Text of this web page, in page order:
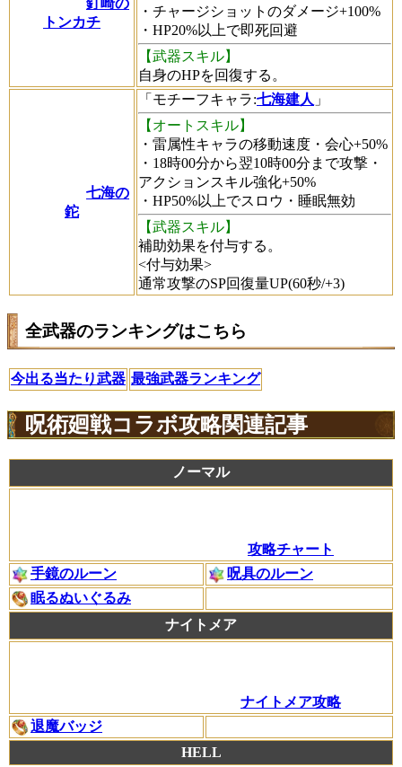
トンカチ
・チャージショットのダメージ+100%
・HP20%以上で即死回避
【武器スキル】
自身のHPを回復する。
七海の
鉈
「 モチーフキャラ:七海建人 」
【オートスキル】
・雷属性キャラの移動速度・会心+50%
・18時00分から翌10時00分まで攻撃・
アクションスキル強化+50%
・HP50%以上でスロウ・睡眠無効
【武器スキル】
補助効果を付与する。
<付与効果>
通常攻撃のSP回復量UP(60秒/+3)
全武器のランキングはこちら
今出る当たり武器 最強武器ランキング
呪術廻戦コラボ攻略関連記事
ノーマル
攻略チャート
手鏡のルーン
呪具のルーン
眠るぬいぐるみ
ナイトメア
ナイトメア攻略
退魔バッジ
HELL